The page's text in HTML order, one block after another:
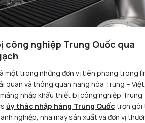
công nghiệp Trung Quốc qua
một trong những đơn vị tiên phong trong
quan và thông quan hàng hóa Trung –
nhập khẩu thiết bị công nghiệp Trung
ủy thác nhập hàng Trung Quốc trọn gói
nghiệp, nhà máy sản xuất và đơn vị